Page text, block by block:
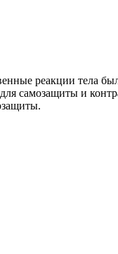
реакции тела
самозащиты и